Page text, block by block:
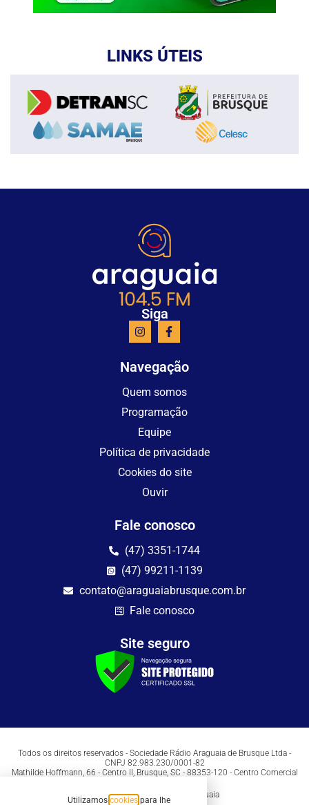
LINKS ÚTEIS
Siga
Navegação
Quem somos
Programação
Equipe
Política de privacidade
Cookies do site
Ouvir
Fale conosco
(47) 3351-1744
(47) 99211-1139
contato@araguaiabrusque.com.br
Fale conosco
Site seguro
Todos os direitos reservados - Sociedade Rádio Araguaia de Brusque Ltda -
CNPJ 82.983.230/0001-82
Mathilde Hoffmann, 66 - Centro II, Brusque, SC - 88353-120 - Centro Comercial
Copyright © 2026 | Rádio Araguaia
Utilizamos cookies para lhe